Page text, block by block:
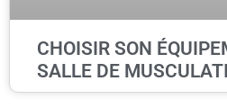
CHOISIR SON
SALLE DE